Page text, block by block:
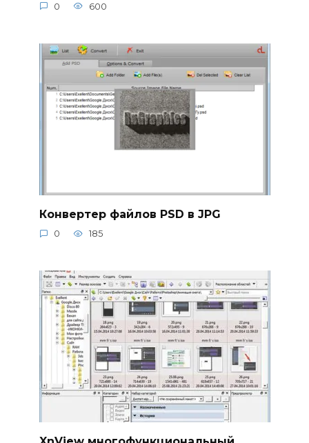
0 600
Конвертер файлов PSD в JPG
0 185